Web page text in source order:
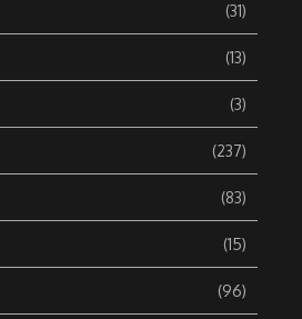
(31)
(13)
(3)
(237)
(83)
(15)
(96)